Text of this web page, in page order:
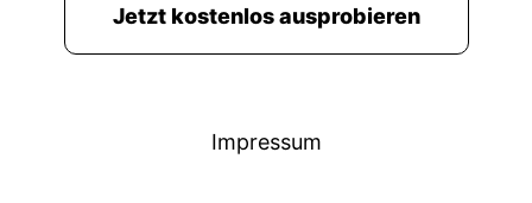
Jetzt kostenlos ausprobieren
Impressum